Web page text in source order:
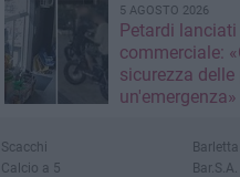
5 AGOSTO 2026
Petardi
commerciale:
sicurezza delle
un'emergenza»
Scacchi
Calcio a 5